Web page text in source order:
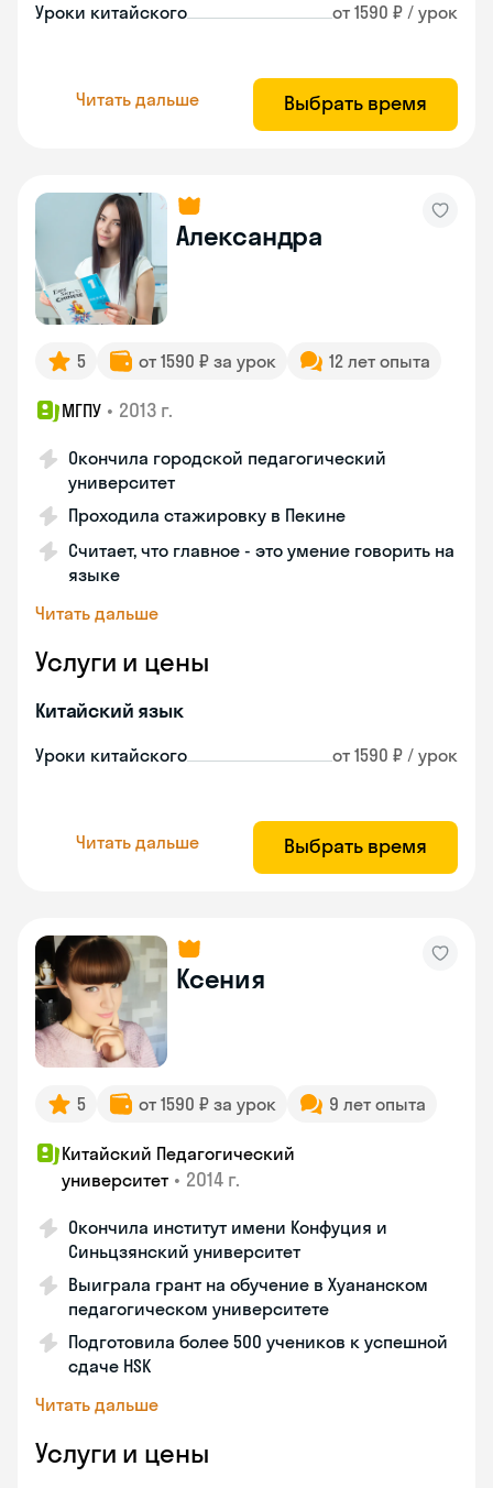
Уроки китайского от 1590 ₽ / урок
Читать дальше Выбрать время
Александра
5 от 1590 ₽ за урок 12 лет опыта
МГПУ • 2013 г.
Окончила городской педагогический
университет
Проходила стажировку в Пекине
Считает, что главное - это умение говорить на
языке
Читать дальше
Услуги и цены
Китайский язык
Уроки китайского от 1590 ₽ / урок
Читать дальше Выбрать время
Ксения
5 от 1590 ₽ за урок 9 лет опыта
Китайский Педагогический
университет • 2014 г.
Окончила институт имени Конфуция и
Синьцзянский университет
Выиграла грант на обучение в Хуананском
педагогическом университете
Подготовила более 500 учеников к успешной
сдаче HSK
Читать дальше
Услуги и цены